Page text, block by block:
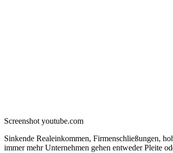
Screenshot youtube.com
Sinkende Realeinkommen, Firmenschließungen,
immer mehr Unternehmen gehen entweder Pleite